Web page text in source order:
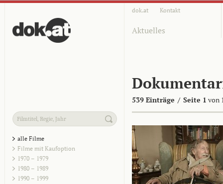
dok.at Kontakt
Aktuelles
539 Einträge / Seite 1 von
alle Filme
Filme mit Kaufoption
1970 – 1979
1980 – 1989
1990 – 1999